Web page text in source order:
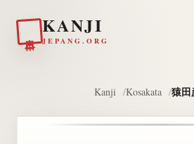
KANJI
JEPANG.ORG
Kanji Kosakata 猿田